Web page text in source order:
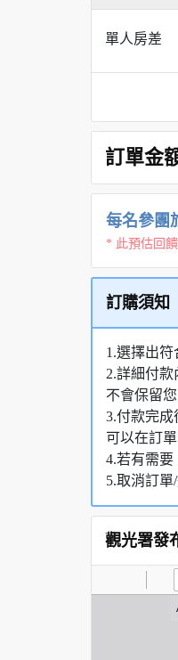
單人房差
訂單金
每名參團
* 此預估回
訂購須知
1.選擇出
2.詳細付
不會保留
3.付款完
可以在訂
4.若有需要
5.取消訂
觀光署發